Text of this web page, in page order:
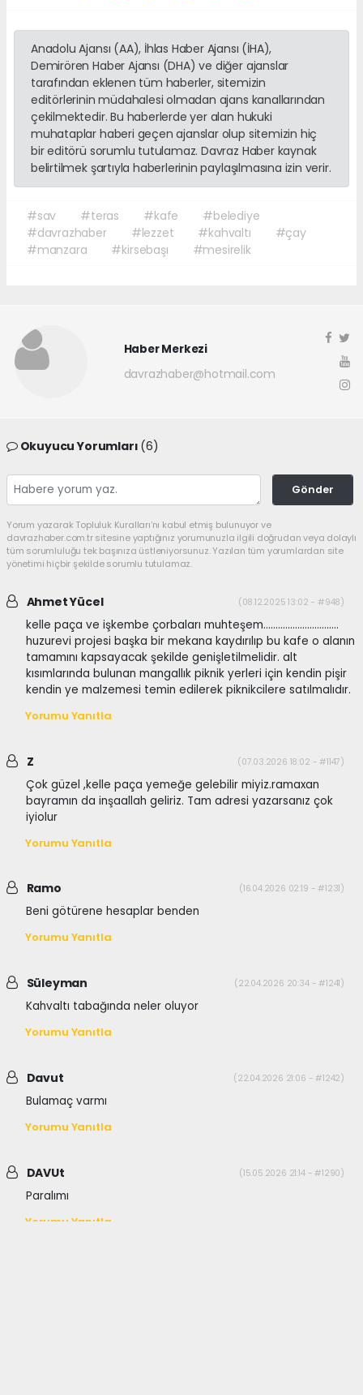
Anadolu Ajansı (AA), İhlas Haber Ajansı (İHA),
Demirören Haber Ajansı (DHA) ve diğer ajanslar
tarafından eklenen tüm haberler, sitemizin
editörlerinin müdahalesi olmadan ajans kanallarından
çekilmektedir. Bu haberlerde yer alan hukuki
muhataplar haberi geçen ajanslar olup sitemizin hiç
bir editörü sorumlu tutulamaz. Davraz Haber kaynak
belirtilmek şartıyla haberlerinin paylaşılmasına izin verir.
#sav #teras #kafe
#belediye
#davrazhaber
#lezzet #kahvaltı
#çay
#manzara
#kirsebaşı #mesirelik
Haber Merkezi
davrazhaber@hotmail.com
Okuyucu Yorumları (6)
Gönder
Yorum yazarak Topluluk Kuralları’nı kabul etmiş bulunuyor ve
davrazhaber.com.tr sitesine yaptığınız yorumunuzla ilgili doğrudan veya dolaylı
tüm sorumluluğu tek başınıza üstleniyorsunuz. Yazılan tüm yorumlardan site
yönetimi hiçbir şekilde sorumlu tutulamaz.
Ahmet Yücel (08.12.2025 13:02 - #948)
kelle paça ve işkembe çorbaları muhteşem...............................
huzurevi projesi başka bir mekana kaydırılıp bu kafe o alanın
tamamını kapsayacak şekilde genişletilmelidir. alt
kısımlarında bulunan mangallık piknik yerleri için kendin pişir
kendin ye malzemesi temin edilerek piknikcilere satılmalıdır.
Yorumu Yanıtla
Z (07.03.2026 18:02 - #1147)
Çok güzel ,kelle paça yemeğe gelebilir miyiz.ramaxan
bayramın da inşaallah geliriz. Tam adresi yazarsanız çok
iyiolur
Yorumu Yanıtla
Ramo (16.04.2026 02:19 - #1231)
Beni götürene hesaplar benden
Yorumu Yanıtla
Süleyman (22.04.2026 20:34 - #1241)
Kahvaltı tabağında neler oluyor
Yorumu Yanıtla
Davut (22.04.2026 21:06 - #1242)
Bulamaç varmı
Yorumu Yanıtla
DAVUt (15.05.2026 21:14 - #1290)
Paralımı
Yorumu Yanıtla